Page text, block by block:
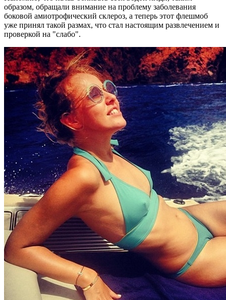
образом, обращали внимание на проблему заболевания
боковой амиотрофический склероз, а теперь этот флешмоб
уже принял такой размах, что стал настоящим развлечением и
проверкой на "слабо".